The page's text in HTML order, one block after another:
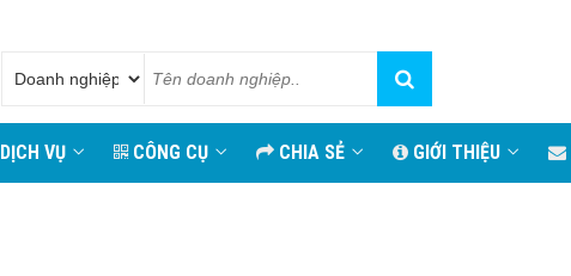
DỊCH VỤ CÔNG CỤ CHIA SẺ GIỚI THIỆU